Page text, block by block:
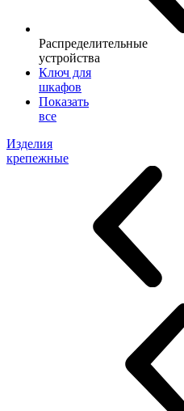
Распределительные
устройства
Ключ для
шкафов
Показать
все
Изделия
крепежные